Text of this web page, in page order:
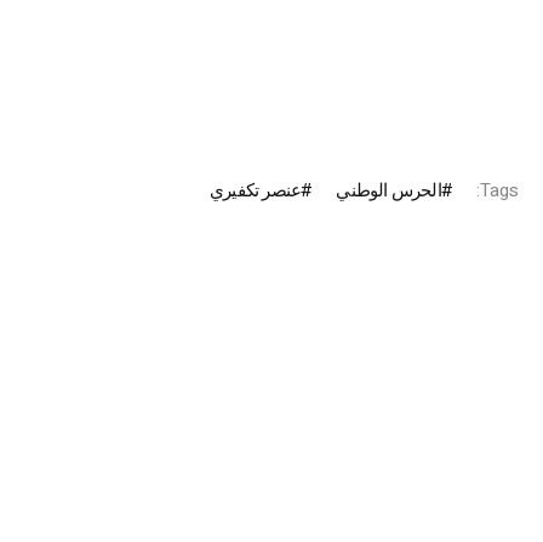
Tags: الحرس الوطني عنصر تكفيري